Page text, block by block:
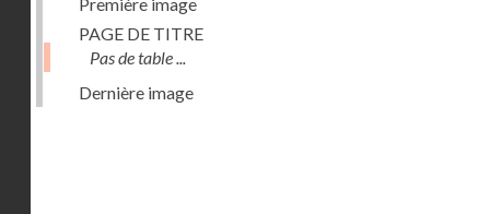
PAGE DE TITRE
Pas de table ...
Dernière image